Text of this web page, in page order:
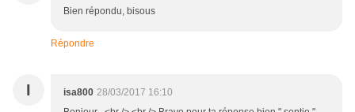
Bien répondu, bisous
Répondre
I isa800 28/03/2017 16:10